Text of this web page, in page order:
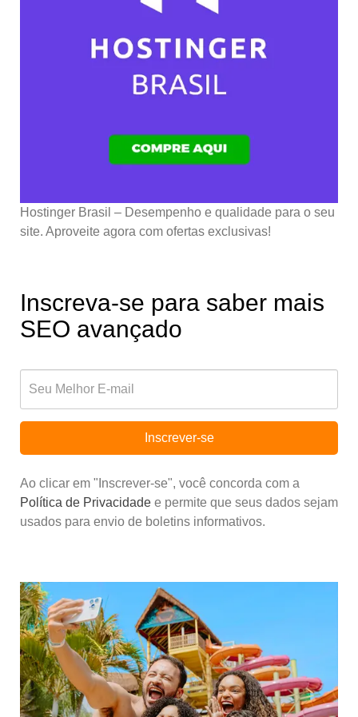
Hostinger Brasil – Desempenho e qualidade para o seu
site. Aproveite agora com ofertas exclusivas!
Inscreva-se para saber mais
SEO avançado
Inscrever-se
Ao clicar em "Inscrever-se", você concorda com a
Política de Privacidade e permite que seus dados sejam
usados para envio de boletins informativos.